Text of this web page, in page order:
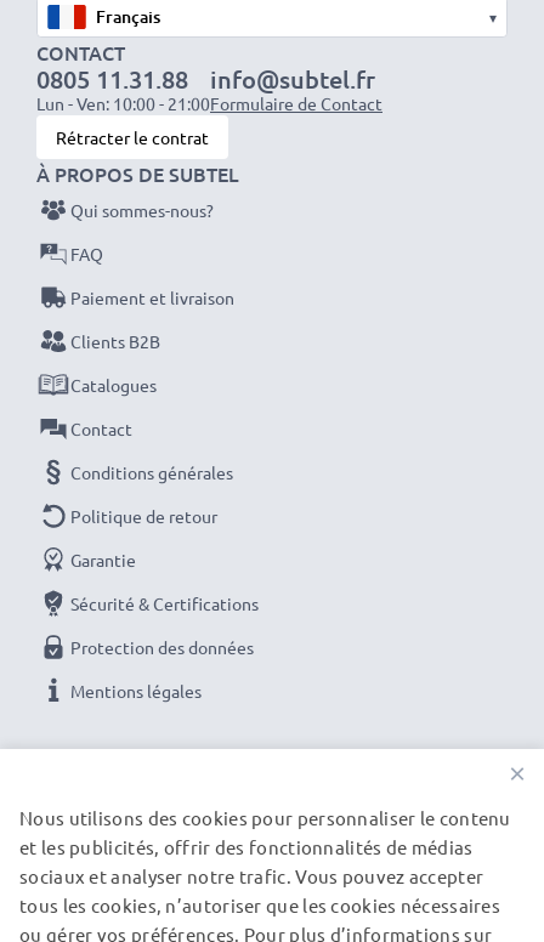
Optez pour CELLONIC et ne faites aucun compromis
sur la qualité. Passez votre commande dès maintenant
!
▾
CONTACT
0805 11.31.88
Lun - Ven: 10:00 - 21:00
info@subtel.fr
Formulaire de Contact
Rétracter le contrat
À PROPOS DE SUBTEL
Qui sommes-nous?
FAQ
Paiement et livraison
Clients B2B
Catalogues
Contact
Conditions générales
Politique de retour
Garantie
Sécurité & Certifications
Protection des données
Mentions légales
NOS PARTENAIRES DE LIVRAISON
×
Nous utilisons des cookies pour personnaliser le contenu
et les publicités, offrir des fonctionnalités de médias
sociaux et analyser notre trafic. Vous pouvez accepter
tous les cookies, n’autoriser que les cookies nécessaires
ou gérer vos préférences. Pour plus d’informations sur